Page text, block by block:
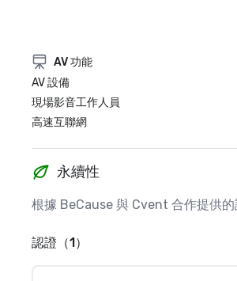
AV 功能
AV 設備
現場影音工作人員
高速互聯網
永續性
根據 BeCause 與 Cvent 合作提供的
認證（1）